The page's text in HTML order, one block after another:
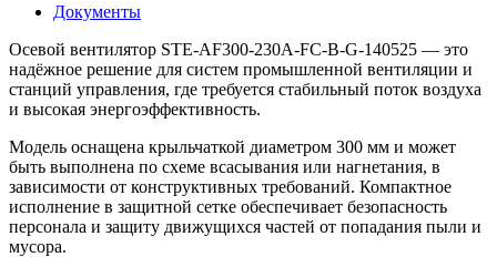
Документы
Осевой вентилятор STE-AF300-230A-FC-B-G-140525 — это
надёжное решение для систем промышленной вентиляции и
станций управления, где требуется стабильный поток воздуха
и высокая энергоэффективность.
Модель оснащена крыльчаткой диаметром 300 мм и может
быть выполнена по схеме всасывания или нагнетания, в
зависимости от конструктивных требований. Компактное
исполнение в защитной сетке обеспечивает безопасность
персонала и защиту движущихся частей от попадания пыли и
мусора.